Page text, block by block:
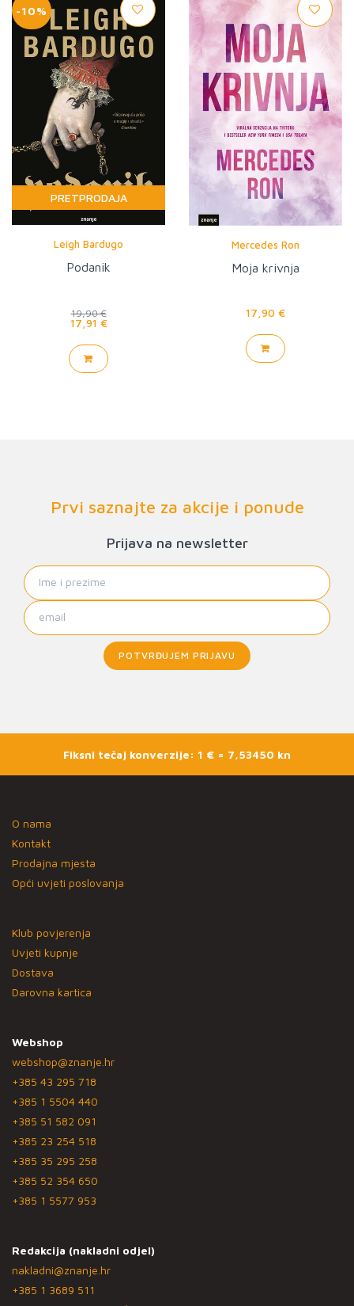
-10%
PRETPRODAJA
Leigh Bardugo
Podanik
19,90 €
17,91 €
Mercedes Ron
Moja krivnja
17,90 €
Prvi saznajte za akcije i ponude
Prijava na newsletter
POTVRĐUJEM PRIJAVU
Fiksni tečaj konverzije: 1 € = 7,53450 kn
O nama
Kontakt
Prodajna mjesta
Opći uvjeti poslovanja
Klub povjerenja
Uvjeti kupnje
Dostava
Darovna kartica
Webshop
webshop@znanje.hr
+385 43 295 718
+385 1 5504 440
+385 51 582 091
+385 23 254 518
+385 35 295 258
+385 52 354 650
+385 1 5577 953
Redakcija (nakladni odjel)
nakladni@znanje.hr
+385 1 3689 511